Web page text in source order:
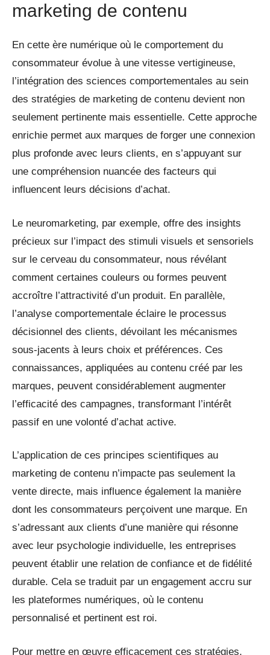
marketing de contenu
En cette ère numérique où le comportement du
consommateur évolue à une vitesse vertigineuse,
l’intégration des sciences comportementales au sein
des stratégies de marketing de contenu devient non
seulement pertinente mais essentielle. Cette approche
enrichie permet aux marques de forger une connexion
plus profonde avec leurs clients, en s’appuyant sur
une compréhension nuancée des facteurs qui
influencent leurs décisions d’achat.
Le neuromarketing, par exemple, offre des insights
précieux sur l’impact des stimuli visuels et sensoriels
sur le cerveau du consommateur, nous révélant
comment certaines couleurs ou formes peuvent
accroître l’attractivité d’un produit. En parallèle,
l’analyse comportementale éclaire le processus
décisionnel des clients, dévoilant les mécanismes
sous-jacents à leurs choix et préférences. Ces
connaissances, appliquées au contenu créé par les
marques, peuvent considérablement augmenter
l’efficacité des campagnes, transformant l’intérêt
passif en une volonté d’achat active.
L’application de ces principes scientifiques au
marketing de contenu n’impacte pas seulement la
vente directe, mais influence également la manière
dont les consommateurs perçoivent une marque. En
s’adressant aux clients d’une manière qui résonne
avec leur psychologie individuelle, les entreprises
peuvent établir une relation de confiance et de fidélité
durable. Cela se traduit par un engagement accru sur
les plateformes numériques, où le contenu
personnalisé et pertinent est roi.
Pour mettre en œuvre efficacement ces stratégies,